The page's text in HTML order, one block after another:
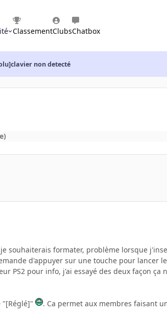
ClassementClubsChatbox
non detecté
souhaiterais formater, problème lorsque
d'appuyer sur une touche pour lancer
PS2 pour info, j'ai essayé des deux façon ça
"[Réglé]"
. Ca permet aux membres faisant